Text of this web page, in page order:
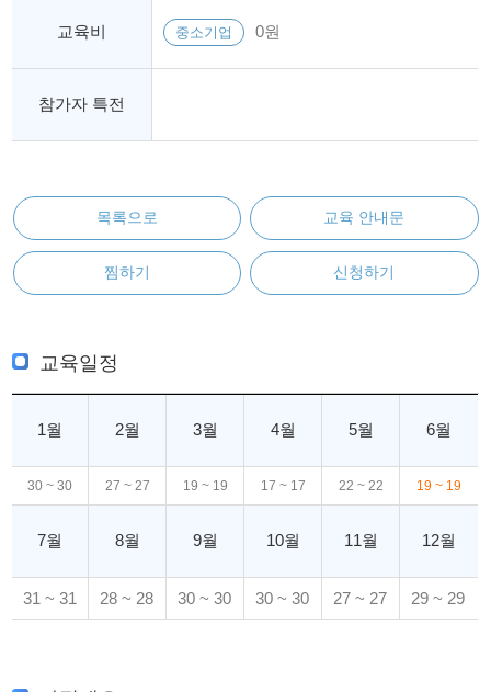
교육비 중소기업 0원
참가자 특전
목록으로 교육 안내문
찜하기 신청하기
교육일정
1월 2월 3월 4월 5월 6월
30 ~ 30 27 ~ 27 19 ~ 19 17 ~ 17 22 ~ 22 19 ~ 19
7월 8월 9월 10월 11월 12월
31 ~ 31 28 ~ 28 30 ~ 30 30 ~ 30 27 ~ 27 29 ~ 29